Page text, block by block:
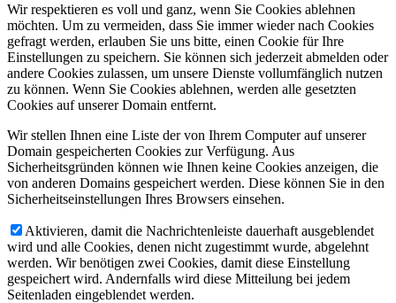
Wir respektieren es voll und ganz, wenn Sie Cookies ablehnen
möchten. Um zu vermeiden, dass Sie immer wieder nach Cookies
gefragt werden, erlauben Sie uns bitte, einen Cookie für Ihre
Einstellungen zu speichern. Sie können sich jederzeit abmelden oder
andere Cookies zulassen, um unsere Dienste vollumfänglich nutzen
zu können. Wenn Sie Cookies ablehnen, werden alle gesetzten
Cookies auf unserer Domain entfernt.
Wir stellen Ihnen eine Liste der von Ihrem Computer auf unserer
Domain gespeicherten Cookies zur Verfügung. Aus
Sicherheitsgründen können wie Ihnen keine Cookies anzeigen, die
von anderen Domains gespeichert werden. Diese können Sie in den
Sicherheitseinstellungen Ihres Browsers einsehen.
Aktivieren, damit die Nachrichtenleiste dauerhaft ausgeblendet
wird und alle Cookies, denen nicht zugestimmt wurde, abgelehnt
werden. Wir benötigen zwei Cookies, damit diese Einstellung
gespeichert wird. Andernfalls wird diese Mitteilung bei jedem
Seitenladen eingeblendet werden.